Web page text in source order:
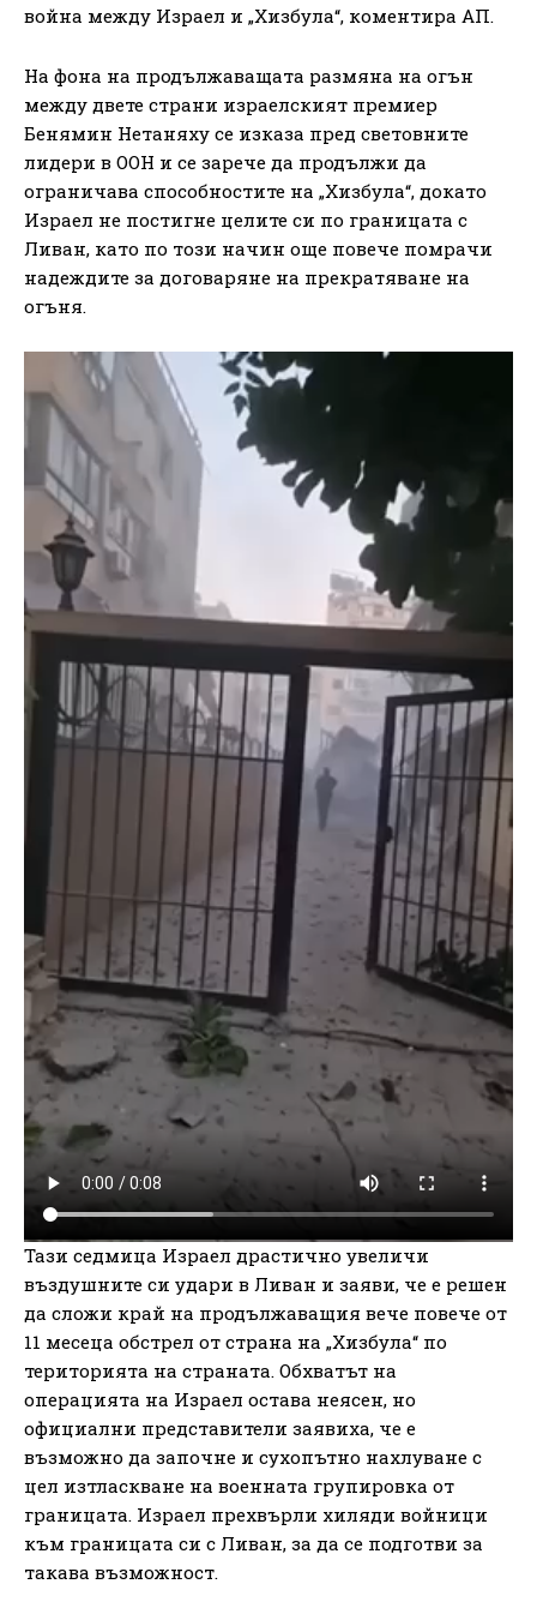
война между Израел и „Хизбула“, коментира АП.
На фона на продължаващата размяна на огън
между двете страни израелският премиер
Бенямин Нетаняху се изказа пред световните
лидери в ООН и се зарече да продължи да
ограничава способностите на „Хизбула“, докато
Израел не постигне целите си по границата с
Ливан, като по този начин още повече помрачи
надеждите за договаряне на прекратяване на
огъня.
Тази седмица Израел драстично увеличи
въздушните си удари в Ливан и заяви, че е решен
да сложи край на продължаващия вече повече от
11 месеца обстрел от страна на „Хизбула“ по
територията на страната. Обхватът на
операцията на Израел остава неясен, но
официални представители заявиха, че е
възможно да започне и сухопътно нахлуване с
цел изтласкване на военната групировка от
границата. Израел прехвърли хиляди войници
към границата си с Ливан, за да се подготви за
такава възможност.